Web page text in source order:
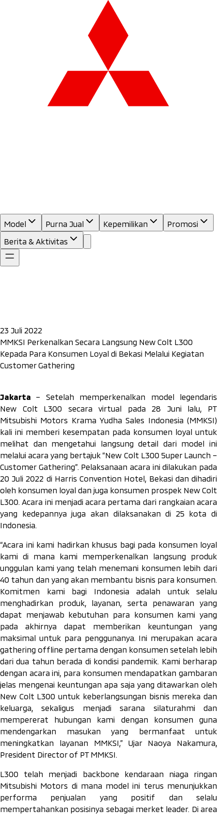
Model Purna Jual Kepemilikan
Promosi
Berita & Aktivitas
23 Juli 2022
MMKSI Perkenalkan Secara Langsung New Colt L300
Kepada Para Konsumen Loyal di Bekasi Melalui Kegiatan
Customer Gathering
Jakarta – Setelah memperkenalkan model legendaris
New Colt L300 secara virtual pada 28 Juni lalu, PT
Mitsubishi Motors Krama Yudha Sales Indonesia (MMKSI)
kali ini memberi kesempatan pada konsumen loyal untuk
melihat dan mengetahui langsung detail dari model ini
melalui acara yang bertajuk “New Colt L300 5uper Launch –
Customer Gathering”. Pelaksanaan acara ini dilakukan pada
20 Juli 2022 di Harris Convention Hotel, Bekasi dan dihadiri
oleh konsumen loyal dan juga konsumen prospek New Colt
L300. Acara ini menjadi acara pertama dari rangkaian acara
yang kedepannya juga akan dilaksanakan di 25 kota di
Indonesia.
“Acara ini kami hadirkan khusus bagi pada konsumen loyal
kami di mana kami memperkenalkan langsung produk
unggulan kami yang telah menemani konsumen lebih dari
40 tahun dan yang akan membantu bisnis para konsumen.
Komitmen kami bagi Indonesia adalah untuk selalu
menghadirkan produk, layanan, serta penawaran yang
dapat menjawab kebutuhan para konsumen kami yang
pada akhirnya dapat memberikan keuntungan yang
maksimal untuk para penggunanya. Ini merupakan acara
gathering offline pertama dengan konsumen setelah lebih
dari dua tahun berada di kondisi pandemik. Kami berharap
dengan acara ini, para konsumen mendapatkan gambaran
jelas mengenai keuntungan apa saja yang ditawarkan oleh
New Colt L300 untuk keberlangsungan bisnis mereka dan
keluarga, sekaligus menjadi sarana silaturahmi dan
mempererat hubungan kami dengan konsumen guna
mendengarkan masukan yang bermanfaat untuk
meningkatkan layanan MMKSI,” Ujar Naoya Nakamura,
President Director of PT MMKSI.
L300 telah menjadi backbone kendaraan niaga ringan
Mitsubishi Motors di mana model ini terus menunjukkan
performa penjualan yang positif dan selalu
mempertahankan posisinya sebagai merket leader. Di area